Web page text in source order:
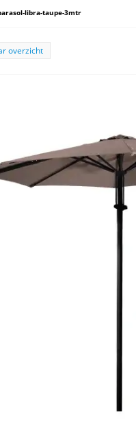
libra-taupe-3mtr
overzicht